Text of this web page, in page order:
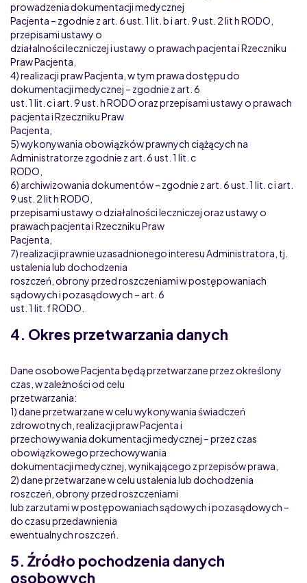
prowadzenia dokumentacji medycznej
Pacjenta – zgodnie z art. 6 ust. 1 lit. b i art. 9 ust. 2 lit h RODO,
przepisami ustawy o
działalności leczniczej i ustawy o prawach pacjenta i Rzeczniku
Praw Pacjenta,
4) realizacji praw Pacjenta, w tym prawa dostępu do
dokumentacji medycznej – zgodnie z art. 6
ust. 1 lit. c i art. 9 ust. h RODO oraz przepisami ustawy o prawach
pacjenta i Rzeczniku Praw
Pacjenta,
5) wykonywania obowiązków prawnych ciążących na
Administratorze zgodnie z art. 6 ust. 1 lit. c
RODO,
6) archiwizowania dokumentów – zgodnie z art. 6 ust. 1 lit. c i art.
9 ust. 2 lit h RODO,
przepisami ustawy o działalności leczniczej oraz ustawy o
prawach pacjenta i Rzeczniku Praw
Pacjenta,
7) realizacji prawnie uzasadnionego interesu Administratora, tj.
ustalenia lub dochodzenia
roszczeń, obrony przed roszczeniami w postępowaniach
sądowych i pozasądowych – art. 6
ust. 1 lit. f RODO.
4. Okres przetwarzania danych
Dane osobowe Pacjenta będą przetwarzane przez określony
czas, w zależności od celu
przetwarzania:
1) dane przetwarzane w celu wykonywania świadczeń
zdrowotnych, realizacji praw Pacjenta i
przechowywania dokumentacji medycznej – przez czas
obowiązkowego przechowywania
dokumentacji medycznej, wynikającego z przepisów prawa,
2) dane przetwarzane w celu ustalenia lub dochodzenia
roszczeń, obrony przed roszczeniami
lub zarzutami w postępowaniach sądowych i pozasądowych –
do czasu przedawnienia
ewentualnych roszczeń.
5. Źródło pochodzenia danych
osobowych